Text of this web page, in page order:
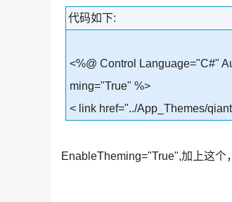
代码如下:
<%@ Control Language="C#"
ming="True" %>
< link href="../App_Themes/
EnableTheming="True",加上这个